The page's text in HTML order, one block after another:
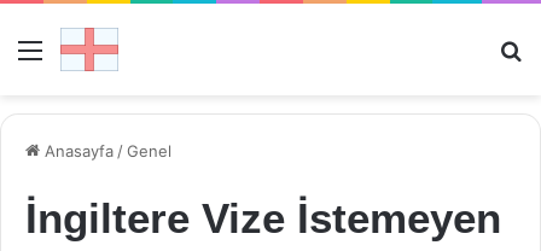
Menü
Anasayfa /Genel
İngiltere Vize İstemeyen